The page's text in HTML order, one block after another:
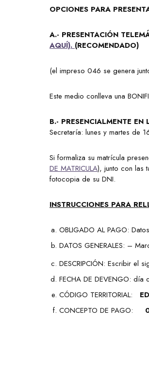
OPCIONES PARA
A.- PRESENTACIÓN
AQUÍ). (RECOMENDADO)
(el impreso 046 se genera
Este medio conlleva una
B.- PRESENCIALMENTE EN
Secretaría: lunes y martes de
Si formaliza su matrícula
DE MATRICULA), junto con las
fotocopia de su DNI.
INSTRUCCIONES PARA
OBLIGADO AL PAGO:
DATOS GENERALES: –
DESCRIPCIÓN: Escribir el
FECHA DE DEVENGO: día
CÓDIGO TERRITORIAL:
CONCEPTO DE PAGO: